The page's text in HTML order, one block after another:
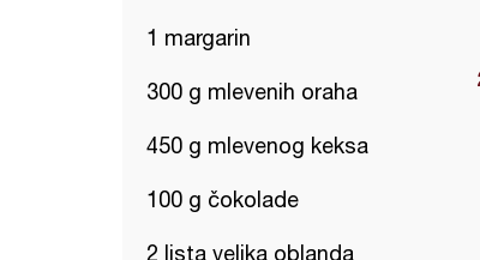
1 margarin
300 g mlevenih oraha
450 g mlevenog keksa
100 g čokolade
2 lista velika oblanda